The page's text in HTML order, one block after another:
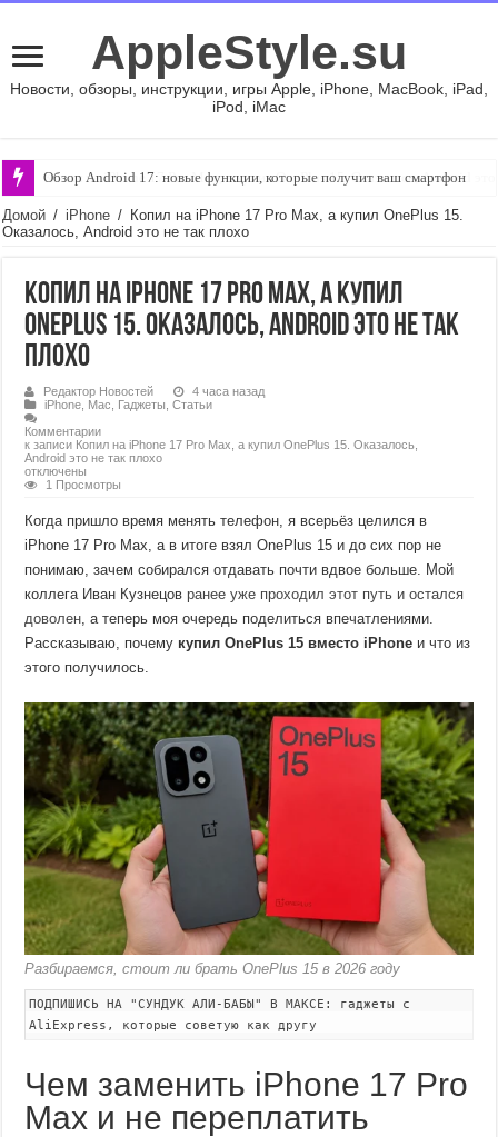
AppleStyle.su
Новости, обзоры, инструкции, игры Apple, iPhone, MacBook, iPad,
iPod, iMac
Обзор Android 17: новые функции, которые получит ваш смартфон
Домой / iPhone / Копил на iPhone 17 Pro Max, а купил OnePlus 15.
Оказалось, Android это не так плохо
Копил на iPhone 17 Pro Max, а купил
OnePlus 15. Оказалось, Android это не так
плохо
Редактор Новостей
4 часа назад
iPhone Mac Гаджеты ,Статьи
Комментарии
к записи Копил на iPhone 17 Pro Max, а купил OnePlus 15. Оказалось,
Android это не так плохо
отключены
1 Просмотры
Когда пришло время менять телефон, я всерьёз целился в
iPhone 17 Pro Max, а в итоге взял OnePlus 15 и до сих пор не
понимаю, зачем собирался отдавать почти вдвое больше. Мой
коллега Иван Кузнецовранее уже проходил этот путь и остался
доволен, а теперь моя очередь поделиться впечатлениями.
Рассказываю, почему купил OnePlus 15 вместо iPhone и что из
этого получилось.
Разбираемся, стоит ли брать OnePlus 15 в 2026 году
ПОДПИШИСЬ НА "СУНДУК АЛИ-БАБЫ" В МАКСЕ: гаджеты с
AliExpress, которые советую как другу
Чем заменить iPhone 17 Pro
Max и не переплатить